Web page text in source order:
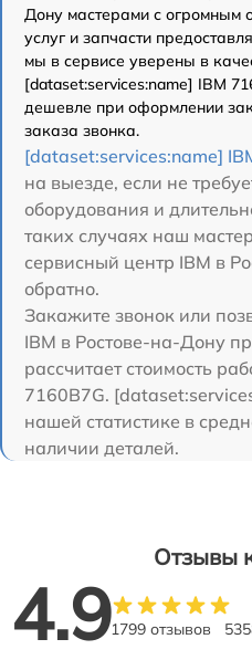
Дону мастерами с огромным
услуг и запчасти
мы в сервисе уверены в
[dataset:services:name] IBM
дешевле при оформлении
заказа звонка.
[dataset:services:name]
на выезде, если не
оборудования и
таких случаях наш
сервисный центр IBM в
обратно.
Закажите звонок или
IBM в Ростове-на-Дону
рассчитает стоимость
7160B7G.
нашей статистике в
наличии деталей.
Отзывы
4.91799 отзывов